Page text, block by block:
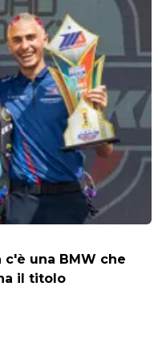
una BMW che
il titolo